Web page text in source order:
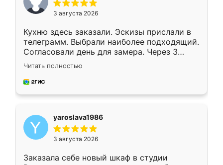
3 августа 2026
Кухню здесь заказали. Эскизы прислали в
телеграмм. Выбрали наиболее подходящий.
Согласовали день для замера. Через 3
недели кухня была уже готова. Остались
довольны работой. Спасибо Ренессанс
мебель за качественную работу!
Читать полностью
yaroslava1986
3 августа 2026
Заказала себе новый шкаф в студии